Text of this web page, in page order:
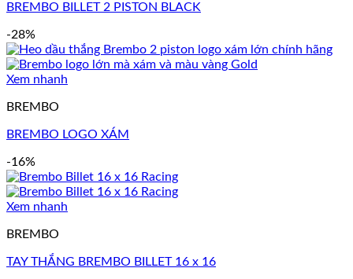
BREMBO BILLET 2 PISTON BLACK
-28%
Xem nhanh
BREMBO
BREMBO LOGO XÁM
-16%
Xem nhanh
BREMBO
TAY THẮNG BREMBO BILLET 16 x 16